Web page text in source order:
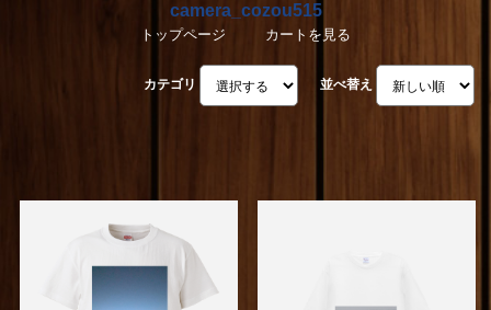
camera_cozou515
トップページ カートを見る
カテゴリ 並べ替え